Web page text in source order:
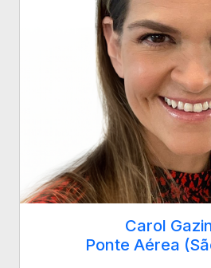
Carol
Ponte Aérea